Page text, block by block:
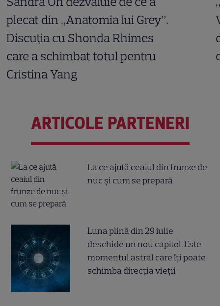
plecat din „Anatomia lui Grey”.
Discuția cu Shonda Rhimes
care a schimbat totul pentru
Cristina Yang
ARTICOLE PARTENERI
La ce ajută ceaiul din frunze de
nuc și cum se prepară
Luna plină din 29 iulie
deschide un nou capitol. Este
momentul astral care îți poate
schimba direcția vieții